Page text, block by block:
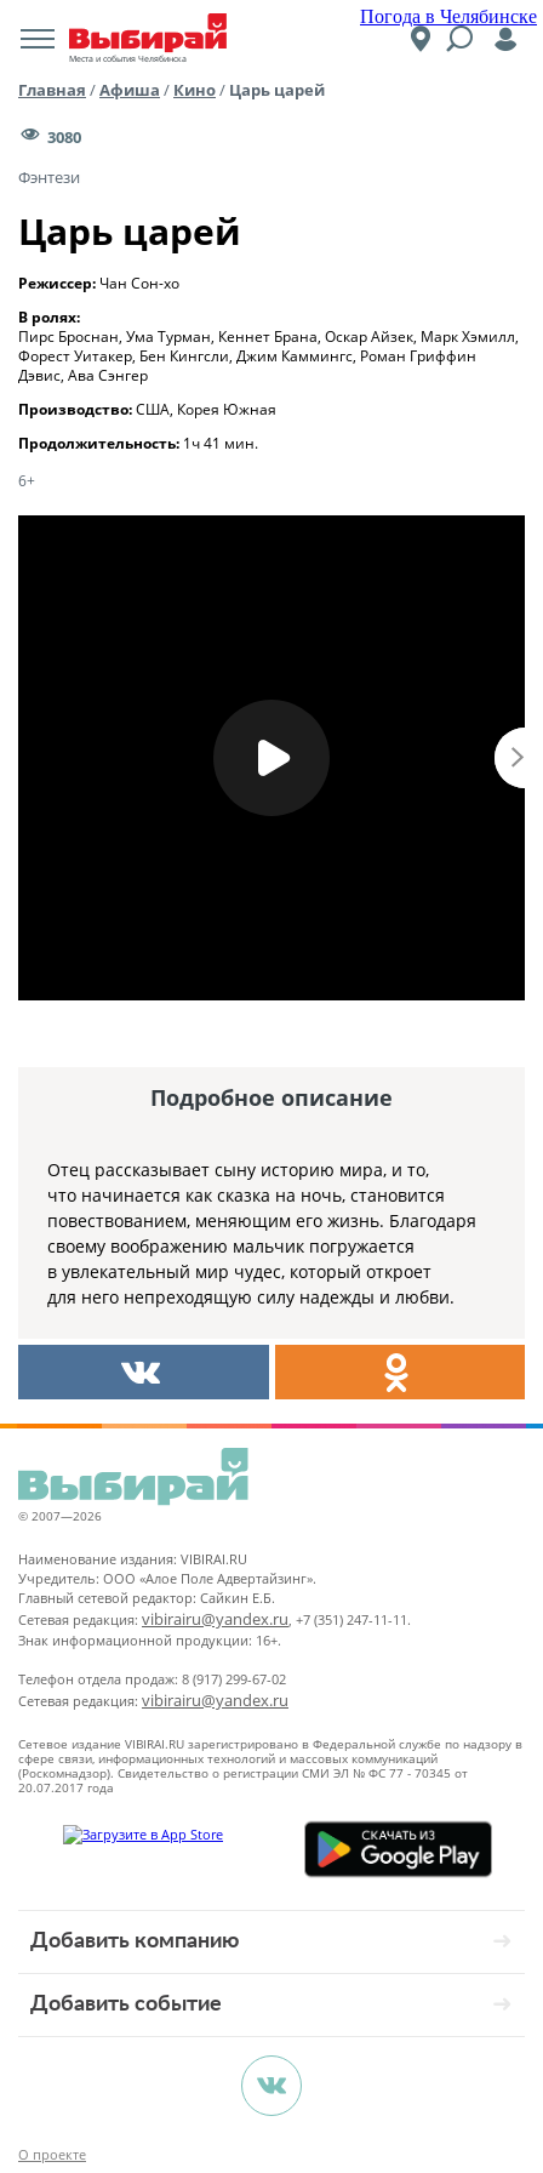
Погода в Челябинске
Места и события Челябинска
Главная /Афиша / Кино/ Царь царей
3080
Фэнтези
Царь царей
Режиссер: Чан Сон-хо
В ролях:
Пирс Броснан, Ума Турман, Кеннет Брана, Оскар Айзек, Марк Хэмилл,
Форест Уитакер, Бен Кингсли, Джим Каммингс, Роман Гриффин
Дэвис, Ава Сэнгер
Производство:США, Корея Южная
Продолжительность: 1ч 41 мин.
6+
Подробное описание
Отец рассказывает сыну историю мира, и то,
что начинается как сказка на ночь, становится
повествованием, меняющим его жизнь. Благодаря
своему воображению мальчик погружается
в увлекательный мир чудес, который откроет
для него непреходящую силу надежды и любви.
© 2007—2026
Наименование издания: VIBIRAI.RU
Учредитель: ООО «Алое Поле Адвертайзинг».
Главный сетевой редактор: Сайкин Е.Б.
Сетевая редакция: vibirairu@yandex.ru, +7 (351) 247-11-11.
Знак информационной продукции: 16+.
Телефон отдела продаж: 8 (917) 299-67-02
Сетевая редакция: vibirairu@yandex.ru
Сетевое издание VIBIRAI.RU зарегистрировано в Федеральной службе по надзору в
сфере связи, информационных технологий и массовых коммуникаций
(Роскомнадзор). Свидетельство о регистрации СМИ ЭЛ № ФС 77 - 70345 от
20.07.2017 года
Добавить компанию
Добавить событие
О проекте